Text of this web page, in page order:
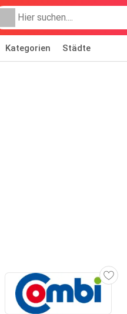
Kategorien Städte